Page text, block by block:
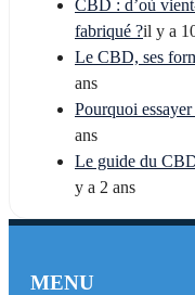
CBD : d’où
fabriqué ?il y a
Le CBD, ses
ans
Pourquoi
ans
Le guide du
y a 2 ans
MENU